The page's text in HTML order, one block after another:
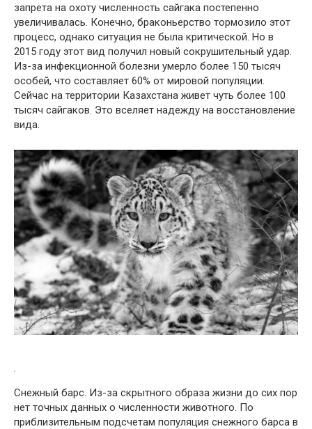
запрета на охоту численность сайгака постепенно
увеличивалась. Конечно, браконьерство тормозило этот
процесс, однако ситуация не была критической. Но в
2015 году этот вид получил новый сокрушительный удар.
Из-за инфекционной болезни умерло более 150 тысяч
особей, что составляет 60% от мировой популяции.
Сейчас на территории Казахстана живет чуть более 100
тысяч сайгаков. Это вселяет надежду на восстановление
вида.
Снежный барс. Из-за скрытного образа жизни до сих пор
нет точных данных о численности животного. По
приблизительным подсчетам популяция снежного барса в